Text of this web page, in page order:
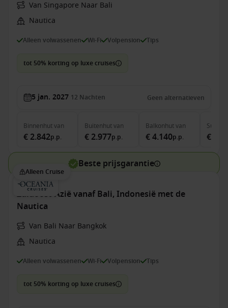
Van Singapore Naar Bali
Nautica
Alleen volwassenen Wi-Fi Volpension Tips
tot 50% korting op luxe cruises
5 jan. 2027 12 Nachten Geen alternatieven
Binnenhutvan
€ 2.842p.p.
Buitenhutvan
€ 2.977p.p.
Balkonhutvan
€ 4.140p.p.
Suite
€
Beste prijsgarantie
Alleen Cruise
Zuidoost-Azië vanaf Bali, Indonesië met de
Nautica
Van Bali Naar Bangkok
Nautica
Alleen volwassenen Wi-Fi Volpension Tips
tot 50% korting op luxe cruises